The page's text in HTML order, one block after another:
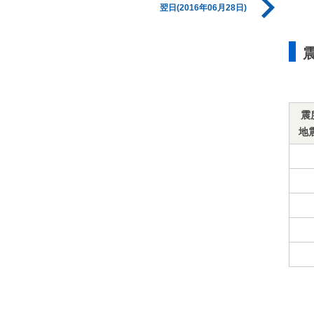
翌日(2016年06月28日)
震
地